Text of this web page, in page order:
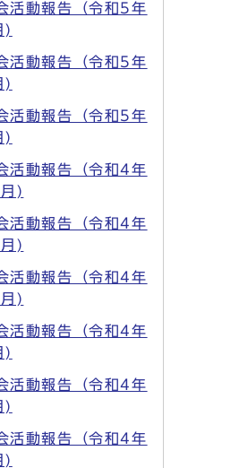
活動報告（令和5年
)
活動報告（令和5年
)
活動報告（令和5年
)
活動報告（令和4年
)
活動報告（令和4年
)
活動報告（令和4年
)
活動報告（令和4年
)
活動報告（令和4年
)
活動報告（令和4年
)